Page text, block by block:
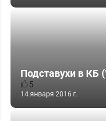
Подставухи в КБ
5
14 января 2016 г.